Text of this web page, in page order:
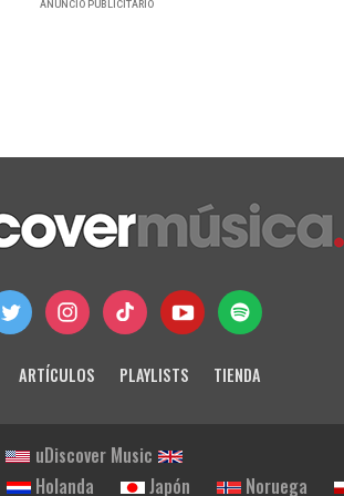
ANUNCIO PUBLICITARIO
ARTÍCULOS PLAYLISTS TIENDA
uDiscover Music
Holanda Japón Noruega